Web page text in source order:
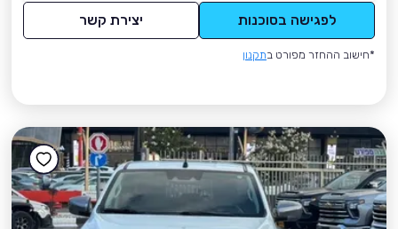
לפגישה בסוכנות יצירת קשר
*חישוב ההחזר מפורט בתקנון